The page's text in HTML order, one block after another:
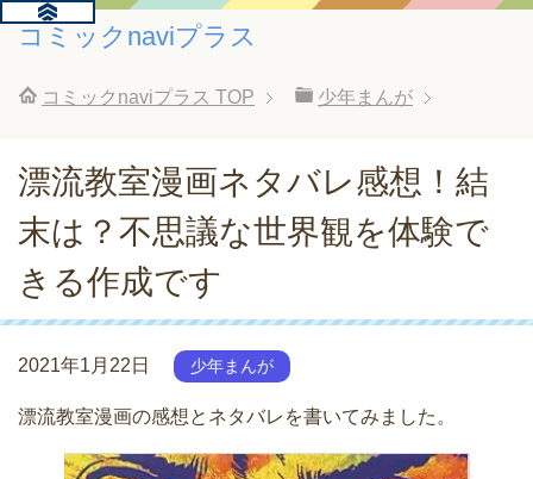
コミックnaviプラス
コミックnaviプラス TOP 少年まんが
漂流教室漫画ネタバレ感想！結
末は？不思議な世界観を体験で
きる作成です
2021年1月22日 少年まんが
漂流教室漫画の感想とネタバレを書いてみました。